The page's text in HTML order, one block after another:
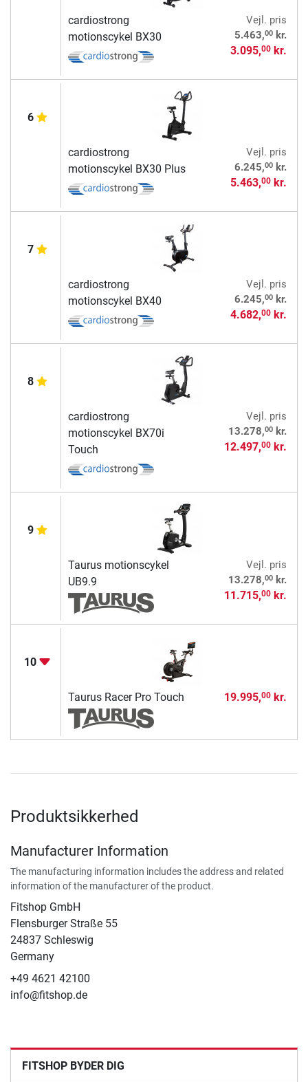
cardiostrong
motionscykel BX30
Vejl. pris
5.463,00kr.
3.095,00kr.
6
cardiostrong
motionscykel BX30 Plus
Vejl. pris
6.245,00kr.
5.463,00kr.
7
cardiostrong
motionscykel BX40
Vejl. pris
6.245,00kr.
4.682,00kr.
8
cardiostrong
motionscykel BX70i
Touch
Vejl. pris
13.278,00kr.
12.497,00kr.
9
Taurus motionscykel
UB9.9
Vejl. pris
13.278,00kr.
11.715,00kr.
10
Taurus Racer Pro Touch 19.995,00kr.
Produktsikkerhed
Manufacturer Information
The manufacturing information includes the address and related
information of the manufacturer of the product.
Fitshop GmbH
Flensburger Straße 55
24837 Schleswig
Germany
+49 4621 42100
info@fitshop.de
FITSHOP BYDER DIG